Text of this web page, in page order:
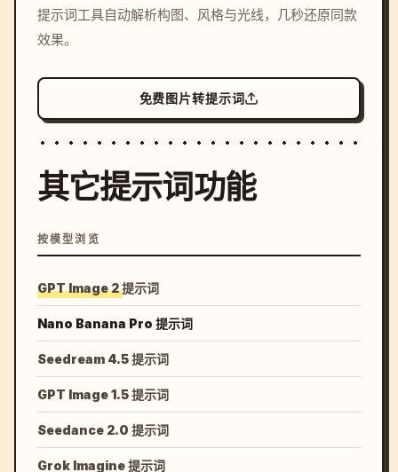
colors, 8k --v 6.0
提示词工具自动解析构图、风格与光线，几秒还原同款
效果。
免费图片转提示词
其它提示词功能
按模型浏览
GPT Image 2 提示词
Nano Banana Pro 提示词
Seedream 4.5 提示词
GPT Image 1.5 提示词
Seedance 2.0 提示词
Grok Imagine 提示词